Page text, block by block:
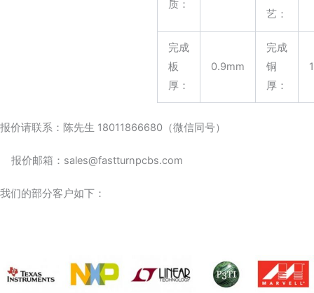
质：
艺：
完成
板
厚：
0.9mm
完成
铜
厚：
报价请联系：陈先生 18011866680（微信同号）
报价邮箱：sales@fastturnpcbs.com
我们的部分客户如下：